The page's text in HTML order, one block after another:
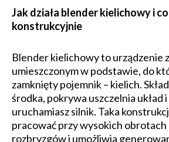
Jak działa blender kielichowy i
konstrukcyjnie
Blender kielichowy to urządzenie
umieszczonym w podstawie, do
zamknięty pojemnik – kielich.
środka, pokrywa uszczelnia
uruchamiasz silnik. Taka
pracować przy wysokich obrotach
rozbryzgów i umożliwia